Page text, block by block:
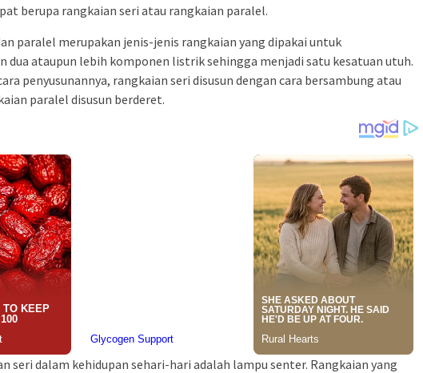
berupa rangkaian seri atau rangkaian paralel.
paralel merupakan jenis-jenis rangkaian yang dipakai untuk
dua ataupun lebih komponen listrik sehingga menjadi satu kesatuan utuh.
penyusunannya, rangkaian seri disusun dengan cara bersambung atau
paralel disusun berderet.
seri dalam kehidupan sehari-hari adalah lampu senter. Rangkaian yang